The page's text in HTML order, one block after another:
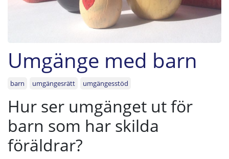
Umgänge med barn
barn umgängesrätt umgängesstöd
Hur ser umgänget ut för
barn som har skilda
föräldrar?